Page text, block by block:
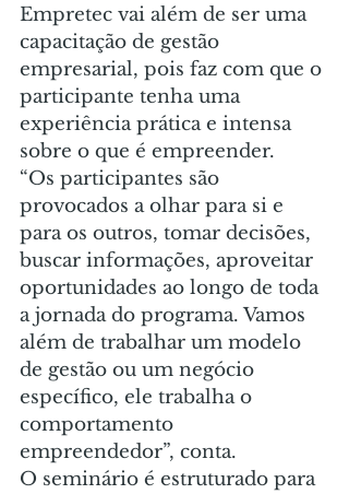
Empretec vai além de ser uma
capacitação de gestão
empresarial, pois faz com que o
participante tenha uma
experiência prática e intensa
sobre o que é empreender.
“Os participantes são
provocados a olhar para si e
para os outros, tomar decisões,
buscar informações, aproveitar
oportunidades ao longo de toda
a jornada do programa. Vamos
além de trabalhar um modelo
de gestão ou um negócio
específico, ele trabalha o
comportamento
empreendedor”, conta.
O seminário é estruturado para